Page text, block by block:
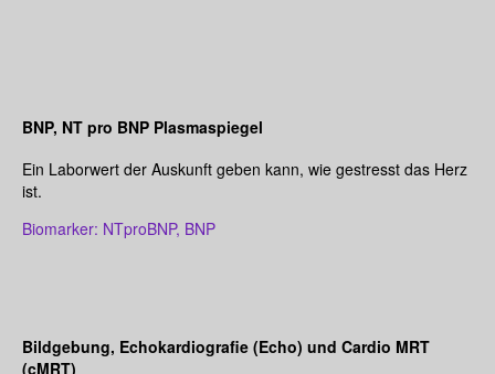
BNP, NT pro BNP Plasmaspiegel
Ein Laborwert der Auskunft geben kann, wie gestresst das Herz
ist.
Biomarker: NTproBNP, BNP
Bildgebung, Echokardiografie (Echo) und Cardio MRT
(cMRT)